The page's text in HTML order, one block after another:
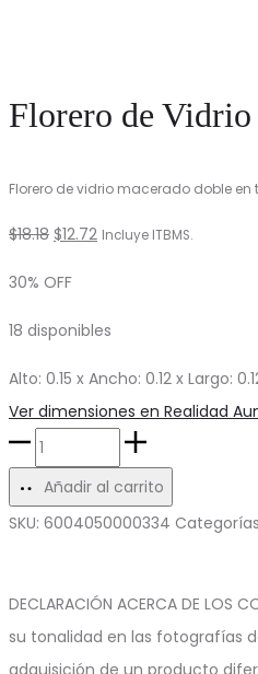
Florero de Vidrio
Florero de vidrio macerado doble
$18.18 El
era:
$12.72 El
es:
Incluye ITBMS.
30% OFF
18 disponibles
Alto: 0.15 x Ancho: 0.12 x Largo:
Ver dimensiones en Realidad
Florero
de
Vidrio
Añadir al carrito
SKU: 6004050000334
DECLARACIÓN ACERCA DE
su tonalidad en las fotografías
adquisición de un producto